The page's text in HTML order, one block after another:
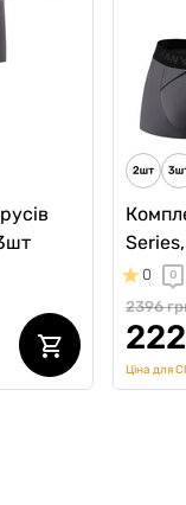
Ціна для
0 0
2396
Ціна для